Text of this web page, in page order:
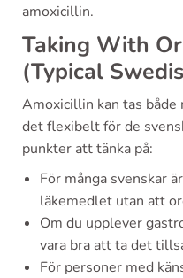
amoxicillin.
Taking With
(Typical
Amoxicillin kan tas
det flexibelt för de
punkter att tänka på:
För många svenskar
läkemedlet utan att
Om du upplever
vara bra att ta det
För personer med